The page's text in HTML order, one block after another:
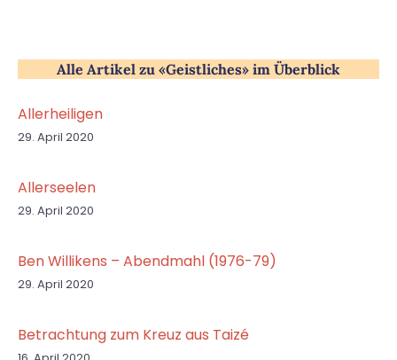
Alle Artikel zu «Geistliches» im Überblick
Allerheiligen
29. April 2020
Allerseelen
29. April 2020
Ben Willikens – Abendmahl (1976-79)
29. April 2020
Betrachtung zum Kreuz aus Taizé